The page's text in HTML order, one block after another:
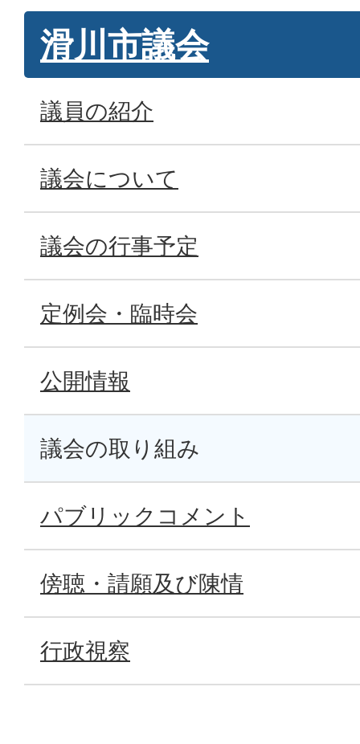
滑川市議会
議員の紹介
議会について
議会の行事予定
定例会・臨時会
公開情報
議会の取り組み
パブリックコメント
傍聴・請願及び陳情
行政視察